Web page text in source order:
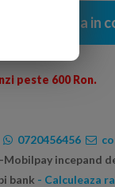
Adauga in
peste 600 Ron.
0720456456
incepand
bank - Calculeaza